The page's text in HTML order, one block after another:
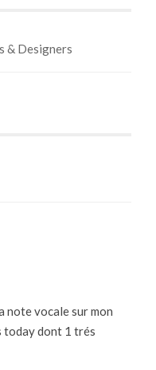
& Designers
note vocale sur mon
today dont 1 trés